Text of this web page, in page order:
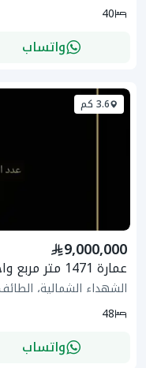
40
واتساب
3.6 كم
9,000,000
عمارة 1471 متر مربع واجهة ثلاثة
الشهداء الشمالية،
48
واتساب